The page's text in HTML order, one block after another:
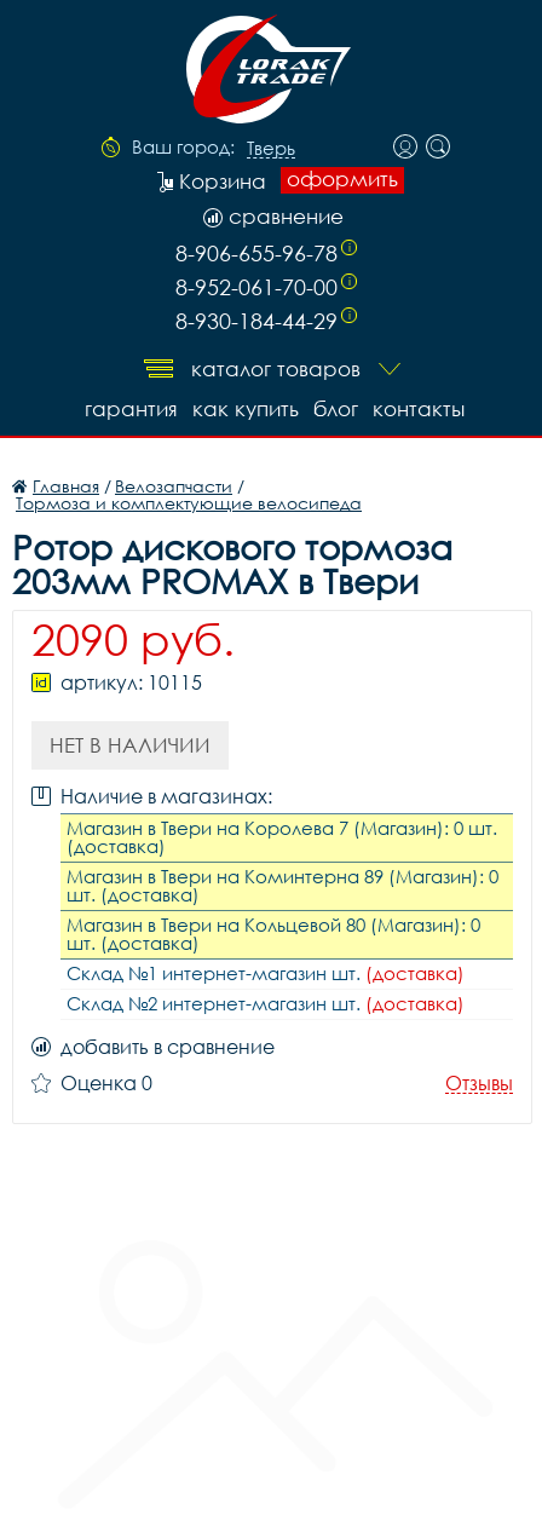
Ваш город: Тверь
оформить
Корзина
сравнение
8-906-655-96-78 i
8-952-061-70-00 i
8-930-184-44-29 i
каталог товаров
контакты
блог
как купить
гарантия
Главная / Велозапчасти /
Тормоза и комплектующие велосипеда
Ротор дискового тормоза
203мм PROMAX в Твери
2090 руб.
артикул: 10115
НЕТ В НАЛИЧИИ
Наличие в магазинах:
Магазин в Твери на Королева 7 (Магазин): 0 шт.
(доставка)
Магазин в Твери на Коминтерна 89 (Магазин): 0
шт. (доставка)
Магазин в Твери на Кольцевой 80 (Магазин): 0
шт. (доставка)
Склад №1 интернет-магазин шт. (доставка)
Склад №2 интернет-магазин шт. (доставка)
добавить в сравнение
Оценка 0
Отзывы